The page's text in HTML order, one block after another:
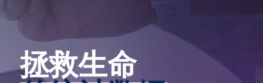
拯救生命